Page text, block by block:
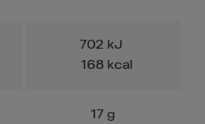
702 kJ
168 kcal
17 g